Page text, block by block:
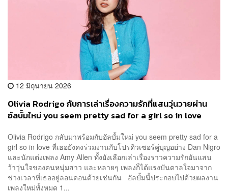
12 มิถุนายน 2026
Olivia Rodrigo กับการเล่าเรื่องความรักที่แสนวุ่นวายผ่าน
อัลบั้มใหม่ you seem pretty sad for a girl so in love
Olivia Rodrigo กลับมาพร้อมกับอัลบั้มใหม่ you seem pretty sad for a
girl so in love ที่เธอยังคงร่วมงานกับโปรดิวเซอร์คู่บุญอย่าง Dan Nigro
และนักแต่งเพลง Amy Allen ทั้งยังเลือกเล่าเรื่องราวความรักอันแสน
ว้าวุ่นใจของคนหนุ่มสาว และหลายๆ เพลงก็ได้แรงบันดาลใจมาจาก
ช่วงเวลาที่เธออยู่ลอนดอนด้วยเช่นกัน อัลบั้มนี้ประกอบไปด้วยผลงาน
เพลงใหม่ทั้งหมด 1...